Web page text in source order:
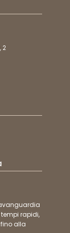
2
rapidi,
alla